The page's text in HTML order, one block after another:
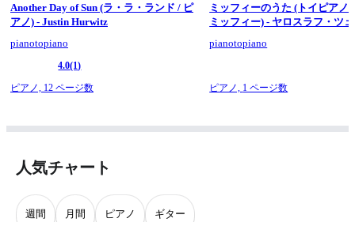
Another Day of Sun (ラ・ラ・ランド / ピ
アノ) - Justin Hurwitz
pianotopiano
4.0(1)
ピアノ, 12 ページ数
ミッフィーのうた (トイピアノ
ミッフィー) - ヤロスラフ・ツ
pianotopiano
ピアノ, 1 ページ数
人気チャート
週間 月間 ピアノ ギター